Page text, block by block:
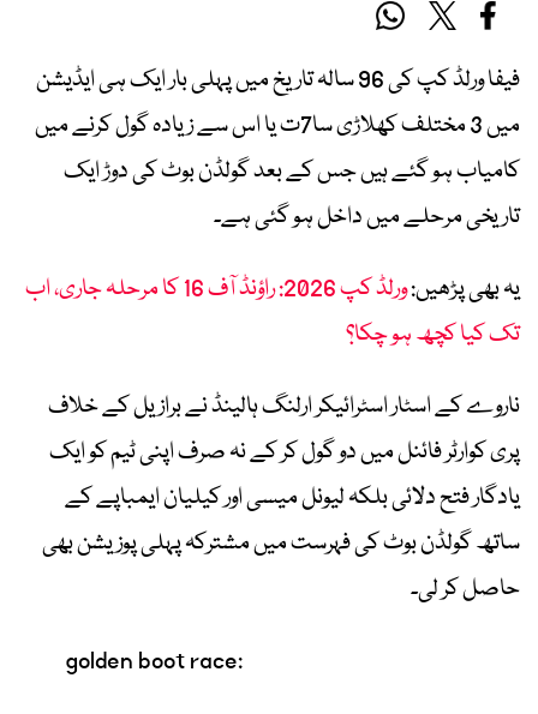
فیفا ورلڈ کپ کی 96 سالہ تاریخ میں پہلی بار ایک ہی ایڈیشن
میں 3 مختلف کھلاڑی سا7ت یا اس سے زیادہ گول کرنے میں
کامیاب ہو گئے ہیں جس کے بعد گولڈن بوٹ کی دوڑ ایک
تاریخی مرحلے میں داخل ہو گئی ہے۔
یہ بھی پڑھیں:
ورلڈ کپ 2026: راؤنڈ آف 16 کا مرحلہ جاری، اب
تک کیا کچھ ہو چکا؟
ناروے کے اسٹار اسٹرائیکر ارلنگ ہالینڈ نے برازیل کے خلاف
پری کوارٹر فائنل میں دو گول کر کے نہ صرف اپنی ٹیم کو ایک
یادگار فتح دلائی بلکہ لیونل میسی اور کیلیان ایمباپے کے
ساتھ گولڈن بوٹ کی فہرست میں مشترکہ پہلی پوزیشن بھی
حاصل کر لی۔
golden boot race: